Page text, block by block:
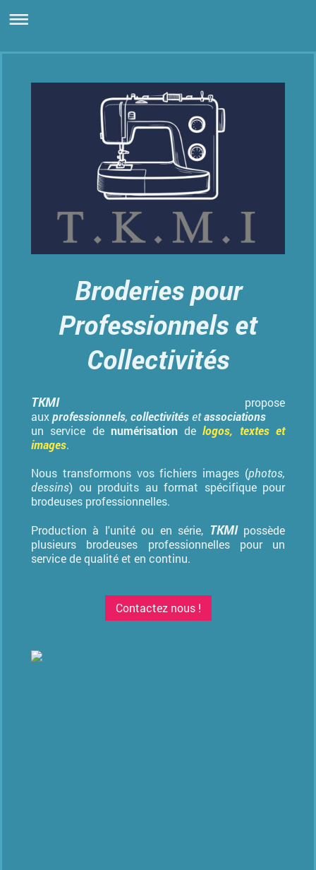
Broderies pour
Professionnels et
Collectivités
TKMI
propose
auxprofessionnels, collectivitésetassociations
un service de numérisationdelogos, textes et
images.
Nous transformons vos fichiers images (photos,
dessins) ou produits au format spécifique pour
brodeuses professionnelles.
Production à l'unité ou en série, TKMIpossède
plusieurs brodeuses professionnelles pour un
service de qualité et en continu.
Contactez nous !